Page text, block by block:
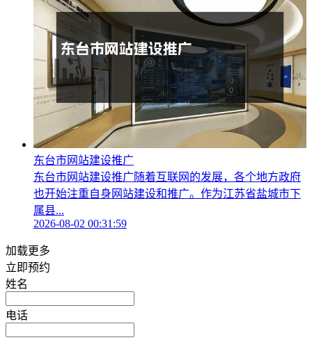
东台市网站建设推广
东台市网站建设推广随着互联网的发展，各个地方政府
也开始注重自身网站建设和推广。作为江苏省盐城市下
属县...
2026-08-02 00:31:59
加载更多
立即预约
姓名
电话